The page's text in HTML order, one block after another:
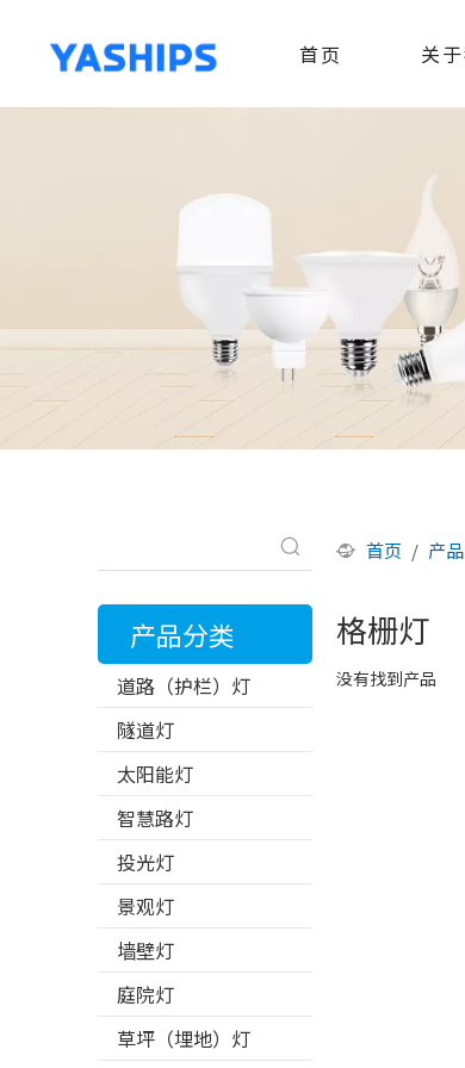
首页 关
首页 / 产
产品分类
道路（护栏）灯
隧道灯
太阳能灯
智慧路灯
投光灯
景观灯
墙壁灯
庭院灯
草坪（埋地）灯
格栅灯
没有找到产品